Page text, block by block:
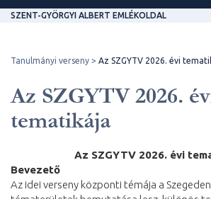
SZENT-GYÖRGYI ALBERT EMLÉKOLDAL
Tanulmányi verseny Az SZGYTV 2026. évi
Az SZGYTV 2026.
tematikája
Az SZGYTV 2026. évi
Bevezető
Az idei verseny központi témája a